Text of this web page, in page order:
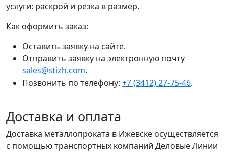
услуги: раскрой и резка в размер.
Как оформить заказ:
Оставить заявку на сайте.
Отправить заявку на электронную почту
sales@stizh.com.
Позвонить по телефону: +7 (3412) 27-75-46.
Доставка и оплата
Доставка металлопроката в Ижевске осуществляется
с помощью транспортных компаний Деловые Линии